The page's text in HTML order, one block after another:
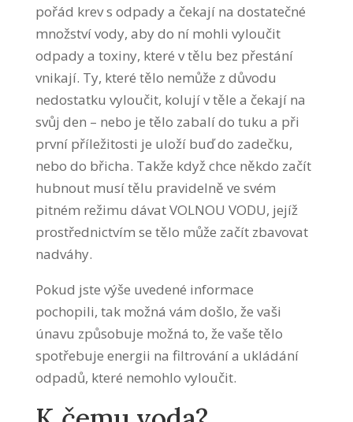
pořád krev s odpady a čekají na dostatečné
množství vody, aby do ní mohli vyloučit
odpady a toxiny, které v tělu bez přestání
vnikají. Ty, které tělo nemůže z důvodu
nedostatku vyloučit, kolují v těle a čekají na
svůj den – nebo je tělo zabalí do tuku a při
první příležitosti je uloží buď do zadečku,
nebo do břicha. Takže když chce někdo začít
hubnout musí tělu pravidelně ve svém
pitném režimu dávat VOLNOU VODU, jejíž
prostřednictvím se tělo může začít zbavovat
nadváhy.
Pokud jste výše uvedené informace
pochopili, tak možná vám došlo, že vaši
únavu způsobuje možná to, že vaše tělo
spotřebuje energii na filtrování a ukládání
odpadů, které nemohlo vyloučit.